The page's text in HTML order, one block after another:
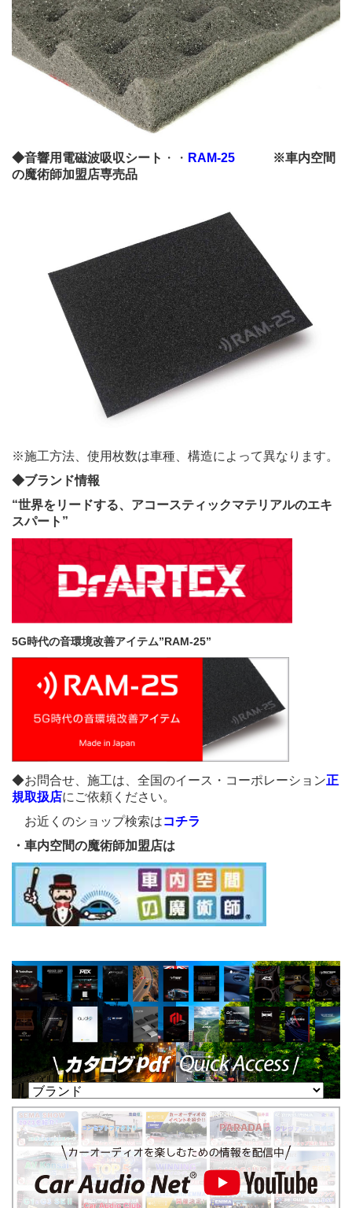
◆音響用電磁波吸収シート ・・ RAM-25
※車内空間
の魔術師加盟店専売品
※施工方法、使用枚数は車種、構造によって異なります。
◆ブランド情報
“世界をリードする、アコースティックマテリアルのエキ
スパート”
5G時代の音環境改善アイテム”RAM-25”
◆お問合せ、施工は、全国のイース・コーポレーション正
規取扱店にご依頼ください。
お近くのショップ検索はコチラ
・車内空間の魔術師加盟店は